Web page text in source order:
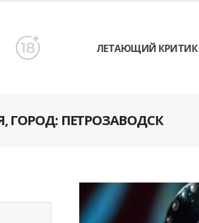
ЛЕТАЮЩИЙ КРИТИК
ГОРОД: ПЕТРОЗАВОДСК